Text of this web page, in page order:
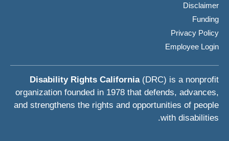
Disclaimer
Funding
Privacy Policy
Employee Login
Disability Rights California(DRC) is a nonprofit
organization founded in 1978 that defends, advances,
and strengthens the rights and opportunities of people
with disabilities.